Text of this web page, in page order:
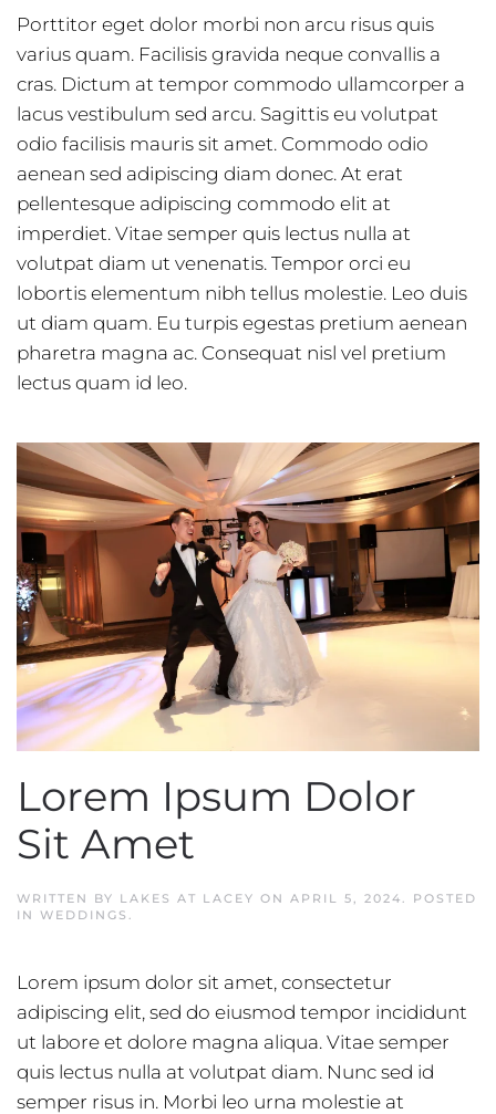
Porttitor eget dolor morbi non arcu risus quis
varius quam. Facilisis gravida neque convallis a
cras. Dictum at tempor commodo ullamcorper a
lacus vestibulum sed arcu. Sagittis eu volutpat
odio facilisis mauris sit amet. Commodo odio
aenean sed adipiscing diam donec. At erat
pellentesque adipiscing commodo elit at
imperdiet. Vitae semper quis lectus nulla at
volutpat diam ut venenatis. Tempor orci eu
lobortis elementum nibh tellus molestie. Leo duis
ut diam quam. Eu turpis egestas pretium aenean
pharetra magna ac. Consequat nisl vel pretium
lectus quam id leo.
Lorem Ipsum Dolor
Sit Amet
WRITTEN BY LAKES AT LACEY ON APRIL 5, 2024
. POSTED
IN WEDDINGS
Lorem ipsum dolor sit amet, consectetur
adipiscing elit, sed do eiusmod tempor incididunt
ut labore et dolore magna aliqua. Vitae semper
quis lectus nulla at volutpat diam. Nunc sed id
semper risus in. Morbi leo urna molestie at